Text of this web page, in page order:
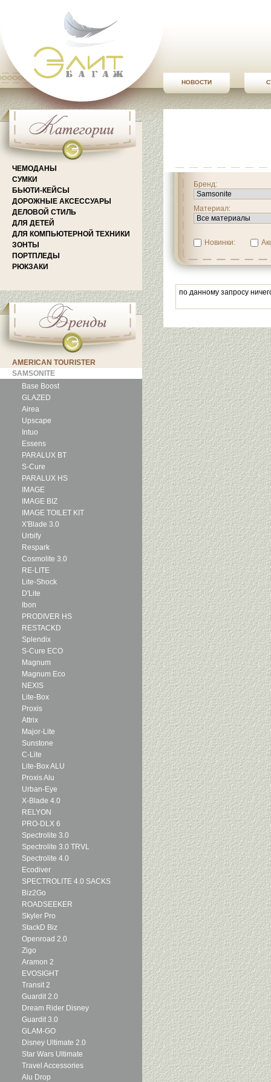
НОВОСТИ
ЧЕМОДАНЫ
СУМКИ
БЬЮТИ-КЕЙСЫ
ДОРОЖНЫЕ АКСЕССУАРЫ
ДЕЛОВОЙ СТИЛЬ
ДЛЯ ДЕТЕЙ
ДЛЯ КОМПЬЮТЕРНОЙ ТЕХНИКИ
ЗОНТЫ
ПОРТПЛЕДЫ
РЮКЗАКИ
AMERICAN TOURISTER
SAMSONITE
Base Boost
GLAZED
Airea
Upscape
Intuo
Essens
PARALUX BT
S-Cure
PARALUX HS
IMAGE
IMAGE BIZ
IMAGE TOILET KIT
X'Blade 3.0
Urbify
Respark
Cosmolite 3.0
RE-LITE
Lite-Shock
D'Lite
Ibon
PRODIVER HS
RESTACKD
Splendix
S-Cure ECO
Magnum
Magnum Eco
NEXIS
Lite-Box
Proxis
Attrix
Major-Lite
Sunstone
C-Lite
Lite-Box ALU
Proxis Alu
Urban-Eye
X-Blade 4.0
RELYON
PRO-DLX 6
Spectrolite 3.0
Spectrolite 3.0 TRVL
Spectrolite 4.0
Ecodiver
SPECTROLITE 4.0 SACKS
Biz2Go
ROADSEEKER
Skyler Pro
StackD Biz
Openroad 2.0
Zigo
Aramon 2
EVOSIGHT
Transit 2
Guardit 2.0
Dream Rider Disney
Guardit 3.0
GLAM-GO
Disney Ultimate 2.0
Star Wars Ultimate
Travel Accessories
Alu Drop
Бренд:
Материал:
Новинки:
по данному запросу